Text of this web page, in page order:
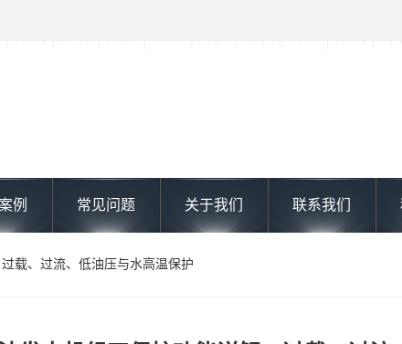
例 常见问题 关于我们 联系我们
载、过流、低油压与水高温保护